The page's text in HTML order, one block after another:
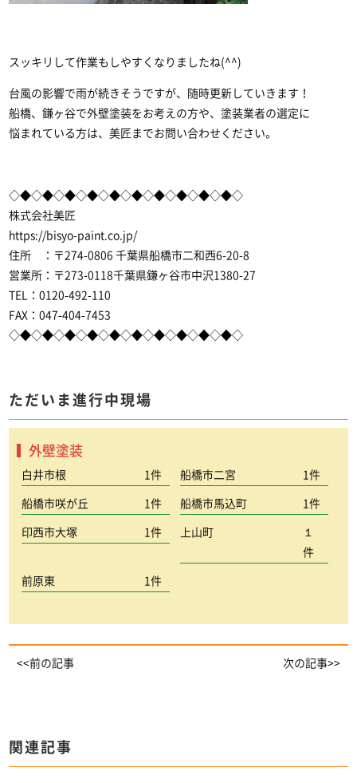
スッキリして作業もしやすくなりましたね(^^)
台風の影響で雨が続きそうですが、随時更新していきます！
船橋、鎌ヶ谷で外壁塗装をお考えの方や、塗装業者の選定に
悩まれている方は、美匠までお問い合わせください。
◇◆◇◆◇◆◇◆◇◆◇◆◇◆◇◆◇◆◇◆◇
株式会社美匠
https://bisyo-paint.co.jp/
住所 ：〒274-0806 千葉県船橋市二和西6-20-8
営業所：〒273-0118千葉県鎌ヶ谷市中沢1380-27
TEL：0120-492-110
FAX：047-404-7453
◇◆◇◆◇◆◇◆◇◆◇◆◇◆◇◆◇◆◇◆◇
ただいま進行中現場
外壁塗装
白井市根 1件 船橋市二宮 1件
船橋市咲が丘 1件 船橋市馬込町 1件
印西市大塚 1件 上山町
１
件
前原東 1件
<<前の記事 次の記事>>
関連記事